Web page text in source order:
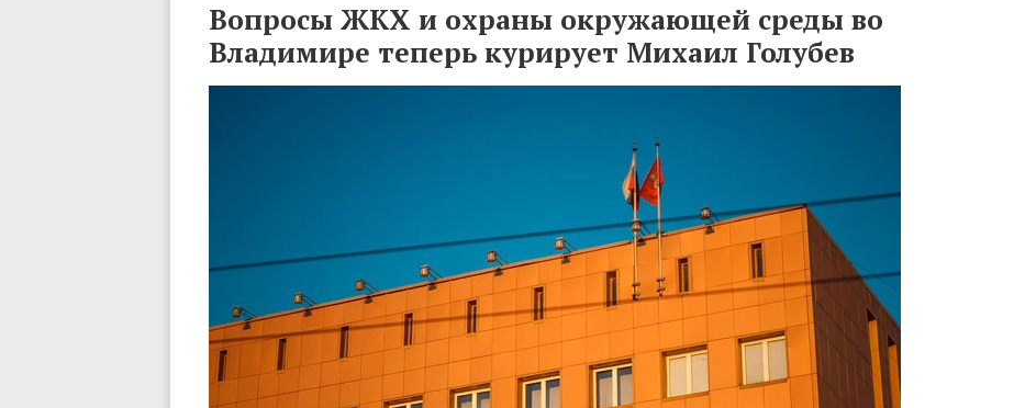
Вопросы ЖКХ и охраны окружающей среды во
Владимире теперь курирует Михаил Голубев